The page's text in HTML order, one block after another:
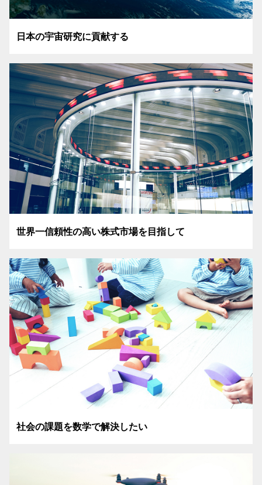
日本の宇宙研究に貢献する
世界一信頼性の高い株式市場を目指して
社会の課題を数学で解決したい